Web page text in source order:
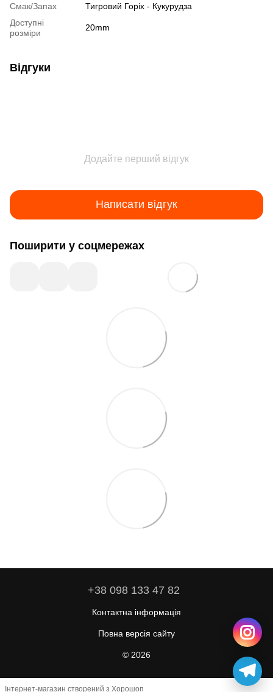
Смак/Запах
Тигровий Горіх - Кукурудза
Доступні
розміри
20mm
Відгуки
Додайте перший відгук
Написати відгук
Поширити у соцмережах
+38 098 133 47 82
Контактна інформація
Повна версія сайту
© 2026
Інтернет-магазин створений з Хорошоп